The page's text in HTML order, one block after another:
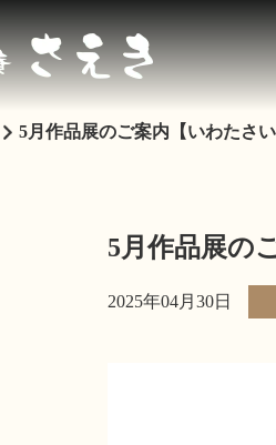
5月作品展のご案内【いわたさい
5月作品展の
2025年04月30日